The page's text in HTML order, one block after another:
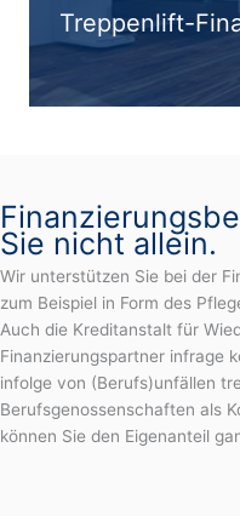
Treppenlift-
Sie nicht allein.
Wir unterstützen Sie bei der
zum Beispiel in Form des
Auch die Kreditanstalt für
Finanzierungspartner infrage
infolge von (Berufs)unfällen
Berufsgenossenschaften als
können Sie den Eigenanteil